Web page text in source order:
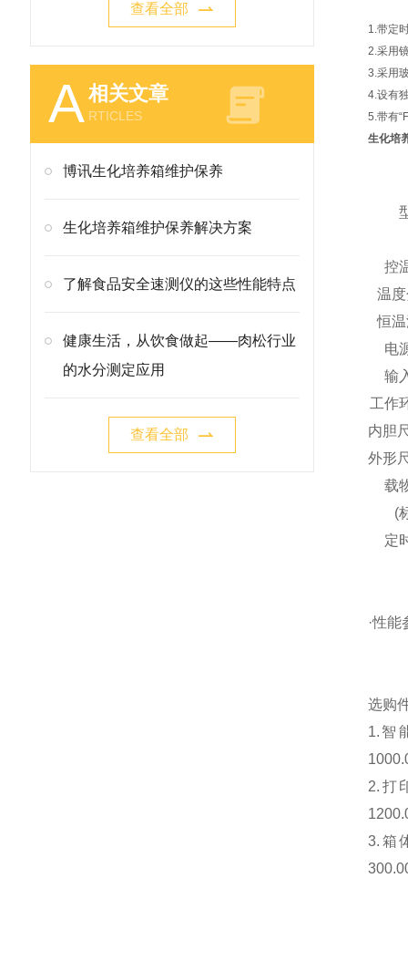
查看全部
A相关文章
RTICLES
博讯生化培养箱维护保养
生化培养箱维护保养解决方案
了解食品安全速测仪的这些性能特点
健康生活，从饮食做起——肉松行业
的水分测定应用
查看全部
1.带定
2.采用
3.采用
4.设有
5.带有
生化培
控
温
恒
电
输
工作
内胆
外形
载
(
定
·性能
选购
1. 智
2. 打
3. 箱